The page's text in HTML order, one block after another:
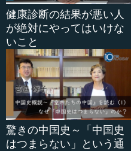
健康診断の結果が悪い人
が絶対にやってはいけな
いこと
驚きの中国史～「中国史
はつまらない」という通